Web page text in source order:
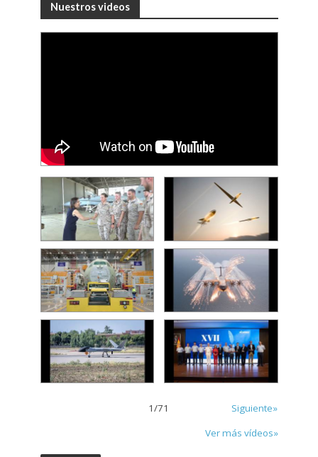
Nuestros videos
1/71
Siguiente»
Ver más vídeos»